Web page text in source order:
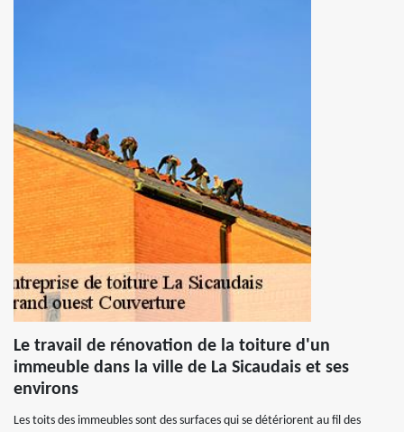
Le travail de rénovation de la toiture d'un
immeuble dans la ville de La Sicaudais et ses
environs
Les toits des immeubles sont des surfaces qui se détériorent au fil des